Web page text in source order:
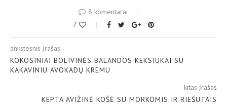
8 komentarai
7
ankstesnis įrašas
KOKOSINIAI BOLIVINĖS BALANDOS KEKSIUKAI SU
KAKAVINIU AVOKADŲ KREMU
kitas įrašas
KEPTA AVIŽINĖ KOŠĖ SU MORKOMIS IR RIEŠUTAIS